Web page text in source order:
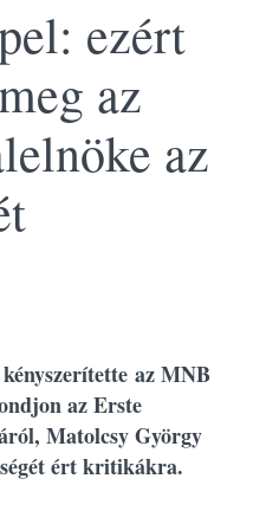
ezért
az
az
az MNB
az Erste
Matolcsy György
ért kritikákra.